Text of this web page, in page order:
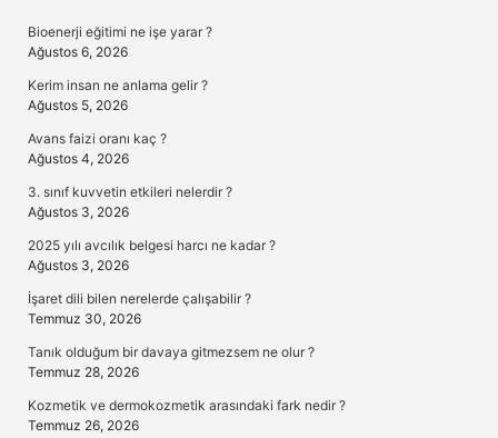
Bioenerji eğitimi ne işe yarar ?
Ağustos 6, 2026
Kerim insan ne anlama gelir ?
Ağustos 5, 2026
Avans faizi oranı kaç ?
Ağustos 4, 2026
3. sınıf kuvvetin etkileri nelerdir ?
Ağustos 3, 2026
2025 yılı avcılık belgesi harcı ne kadar ?
Ağustos 3, 2026
İşaret dili bilen nerelerde çalışabilir ?
Temmuz 30, 2026
Tanık olduğum bir davaya gitmezsem ne olur ?
Temmuz 28, 2026
Kozmetik ve dermokozmetik arasındaki fark nedir ?
Temmuz 26, 2026